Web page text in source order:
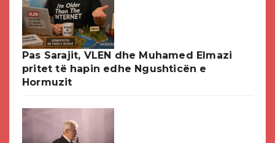
Pas Sarajit, VLEN dhe Muhamed Elmazi
pritet të hapin edhe Ngushticën e
Hormuzit